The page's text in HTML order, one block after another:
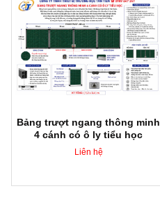
Bảng trượt ngang thông minh
4 cánh có ô ly tiểu học
Liên hệ